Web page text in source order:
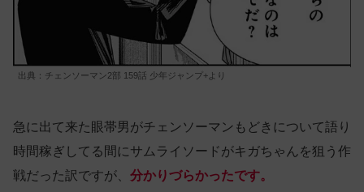
出典：チェンソーマン2部 159話 少年ジャンプ+より
急に出て来た眼帯男がチェンソーマンもどきについて語り
時間稼ぎしてる間にサムライソードがキガちゃんを狙う作
戦だった訳ですが、 分かりづらかったです。